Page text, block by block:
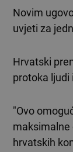
Novim
uvjeti za
Hrvatski
protoka ljudi
"Ovo
maksimalne
hrvatskih